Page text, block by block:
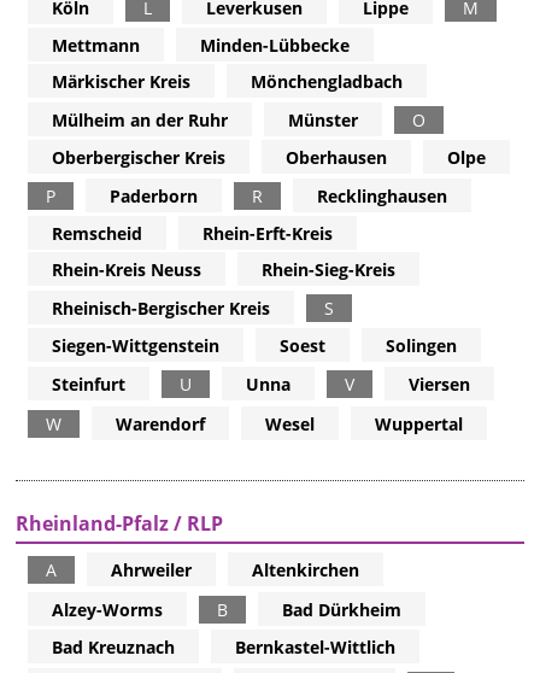
Köln L Leverkusen Lippe
M
Mettmann
Minden-Lübbecke
Märkischer Kreis
Mönchengladbach
Mülheim an der Ruhr
Münster
O
Oberbergischer Kreis
Oberhausen
Olpe
P
Paderborn R
Recklinghausen
Remscheid
Rhein-Erft-Kreis
Rhein-Kreis Neuss
Rhein-Sieg-Kreis
Rheinisch-Bergischer Kreis
S
Siegen-Wittgenstein
Soest
Solingen
Steinfurt
U Unna V
Viersen
W
Warendorf Wesel Wuppertal
Rheinland-Pfalz / RLP
A Ahrweiler
Altenkirchen
Alzey-Worms
B
Bad Dürkheim
Bad Kreuznach
Bernkastel-Wittlich